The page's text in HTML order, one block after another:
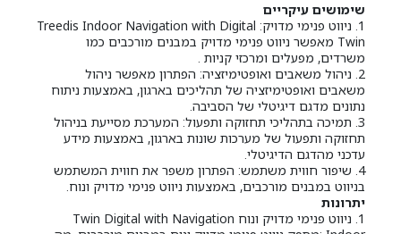
שימושים עיקריים
1. ניווט פנימי מדויק: Treedis Indoor Navigation with Digital
Twin מאפשר ניווט פנימי מדויק במבנים מורכבים כמו
משרדים, מפעלים ומרכזי קניות .
2. ניהול משאבים ואופטימיזציה: הפתרון מאפשר ניהול
משאבים ואופטימיזציה של תהליכים בארגון, באמצעות ניתוח
נתונים מדגם דיגיטלי של הסביבה.
3. תמיכה בתהליכי תחזוקה ותפעול: המערכת מסייעת בניהול
תחזוקה ותפעול של מערכות שונות בארגון, באמצעות מידע
עדכני מהדגם הדיגיטלי.
4. שיפור חווית משתמש: הפתרון משפר את חווית המשתמש
בניווט במבנים מורכבים, באמצעות ניווט פנימי מדויק ונוח.
יתרונות
1. ניווט פנימי מדויק ונוח Twin Digital with Navigation